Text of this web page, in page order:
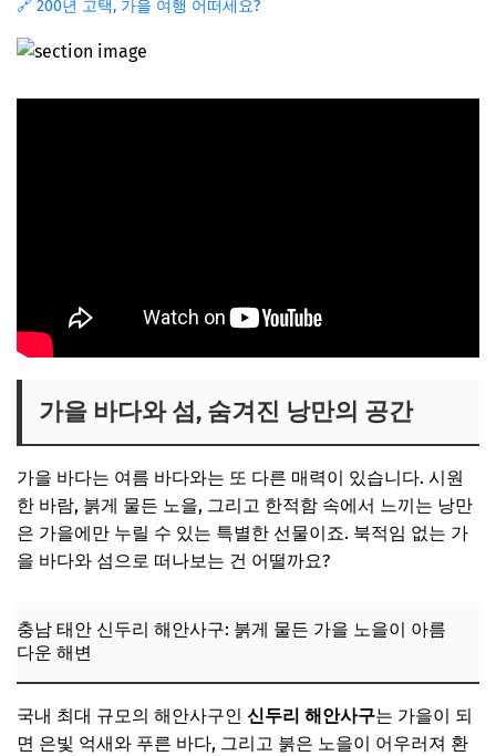
🔗 200년 고택, 가을 여행 어떠세요?
가을 바다와 섬, 숨겨진 낭만의 공간
가을 바다는 여름 바다와는 또 다른 매력이 있습니다. 시원
한 바람, 붉게 물든 노을, 그리고 한적함 속에서 느끼는 낭만
은 가을에만 누릴 수 있는 특별한 선물이죠. 북적임 없는 가
을 바다와 섬으로 떠나보는 건 어떨까요?
충남 태안 신두리 해안사구: 붉게 물든 가을 노을이 아름
다운 해변
국내 최대 규모의 해안사구인 신두리 해안사구는 가을이 되
면 은빛 억새와 푸른 바다, 그리고 붉은 노을이 어우러져 환